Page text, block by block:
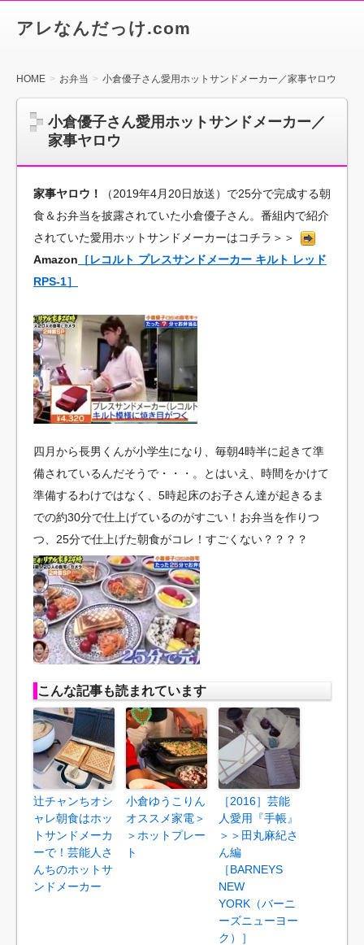
アレなんだっけ.com
HOME お弁当 小倉優子さん愛用ホットサンドメーカー／家事ヤロウ
小倉優子さん愛用ホットサンドメーカー／
家事ヤロウ
家事ヤロウ！
（2019年4月20日放送）で25分で完成する朝
食＆お弁当を披露されていた小倉優子さん。番組内で紹介
されていた愛用ホットサンドメーカーはコチラ＞＞
Amazon ［レコルト プレスサンドメーカー キルト レッド
RPS-1］
四月から長男くんが小学生になり、毎朝4時半に起きて準
備されているんだそうで・・・。とはいえ、時間をかけて
準備するわけではなく、5時起床のお子さん達が起きるま
での約30分で仕上げているのがすごい！お弁当を作りつ
つ、25分で仕上げた朝食がコレ！すごくない？？？？
こんな記事も読まれています
辻チャンちオシ
ャレ朝食はホッ
トサンドメーカ
ーで！芸能人さ
んちのホットサ
ンドメーカー
小倉ゆうこりん
オススメ家電＞
＞ホットプレー
ト
［2016］芸能
人愛用『手帳』
＞＞田丸麻紀さ
ん編
［BARNEYS
NEW
YORK（バーニ
ーズニューヨー
ク）］